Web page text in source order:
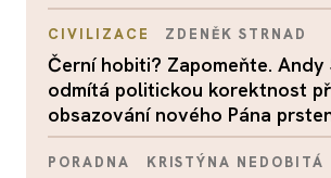
CIVILIZACE ZDENĚK STRNAD
Černí hobiti? Zapomeňte. Andy
odmítá politickou korektnost
obsazování nového Pána
PORADNA KRISTÝNA NEDOBITÁ